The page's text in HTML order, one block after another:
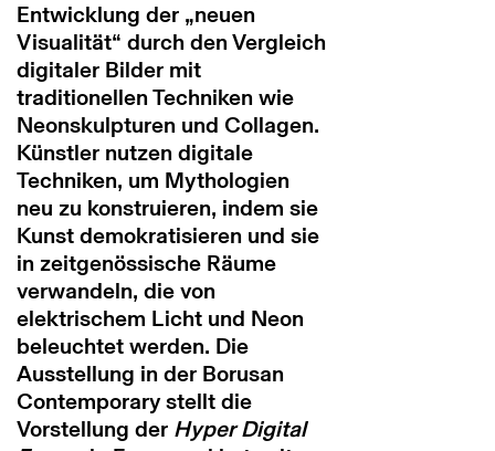
Entwicklung der „neuen
Visualität“ durch den Vergleich
digitaler Bilder mit
traditionellen Techniken wie
Neonskulpturen und Collagen.
Künstler nutzen digitale
Techniken, um Mythologien
neu zu konstruieren, indem sie
Kunst demokratisieren und sie
in zeitgenössische Räume
verwandeln, die von
elektrischem Licht und Neon
beleuchtet werden. Die
Ausstellung in der Borusan
Contemporary stellt die
Vorstellung der Hyper Digital